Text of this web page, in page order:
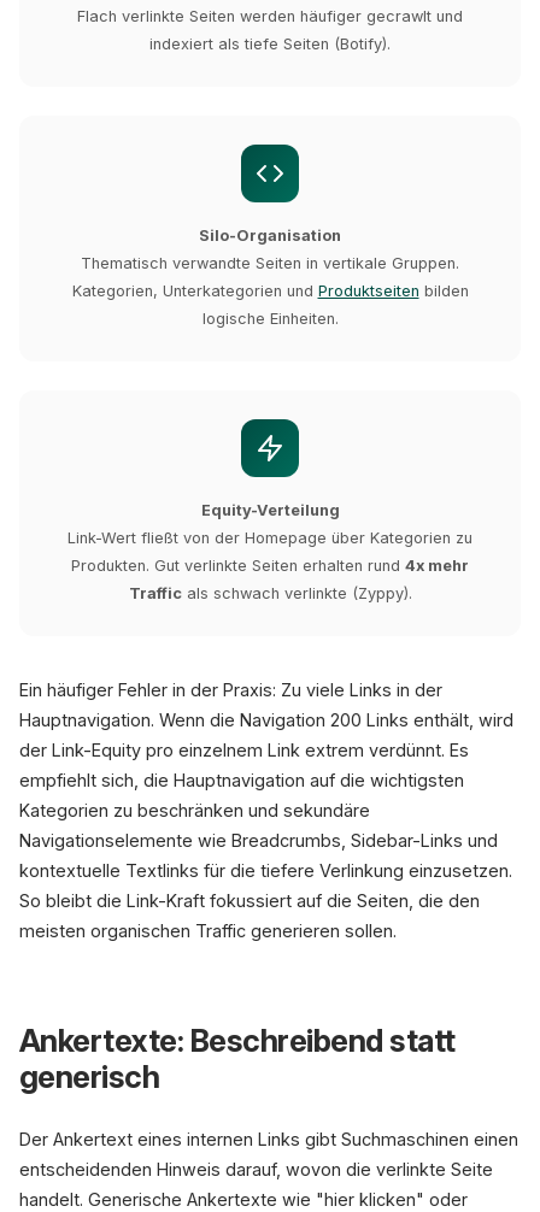
Flach verlinkte Seiten werden häufiger gecrawlt und
indexiert als tiefe Seiten (Botify).
Silo-Organisation
Thematisch verwandte Seiten in vertikale Gruppen.
Kategorien, Unterkategorien und Produktseiten bilden
logische Einheiten.
Equity-Verteilung
Link-Wert fließt von der Homepage über Kategorien zu
Produkten. Gut verlinkte Seiten erhalten rund 4x mehr
Trafficals schwach verlinkte (Zyppy).
Ein häufiger Fehler in der Praxis: Zu viele Links in der
Hauptnavigation. Wenn die Navigation 200 Links enthält, wird
der Link-Equity pro einzelnem Link extrem verdünnt. Es
empfiehlt sich, die Hauptnavigation auf die wichtigsten
Kategorien zu beschränken und sekundäre
Navigationselemente wie Breadcrumbs, Sidebar-Links und
kontextuelle Textlinks für die tiefere Verlinkung einzusetzen.
So bleibt die Link-Kraft fokussiert auf die Seiten, die den
meisten organischen Traffic generieren sollen.
Ankertexte: Beschreibend statt
generisch
Der Ankertext eines internen Links gibt Suchmaschinen einen
entscheidenden Hinweis darauf, wovon die verlinkte Seite
handelt. Generische Ankertexte wie "hier klicken" oder